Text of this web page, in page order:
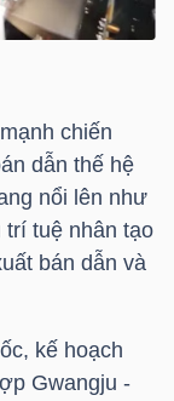
chiến
dẫn thế hệ
nổi lên như
trí tuệ nhân tạo
bán dẫn và
kế hoạch
Gwangju -